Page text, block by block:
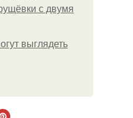
с двумя
выглядеть